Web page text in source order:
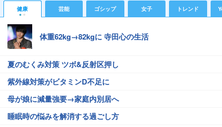
健康 芸能 ゴシップ 女子 トレンド
体重62kg→82kgに 寺田心の生活
夏のむくみ対策 ツボ&反射区押し
紫外線対策がビタミンD不足に
母が娘に減量強要→家庭内別居へ
睡眠時の悩みを解消する過ごし方